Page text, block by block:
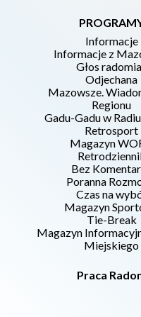
Informacje
Informacje z
Głos
Odjechana
Mazowsze.
Regionu
Gadu-Gadu w
Retrosport
Magazyn
Bez
Poranna
Czas na
Magazyn
Tie-Break
Magazyn
Miejskiego
Praca